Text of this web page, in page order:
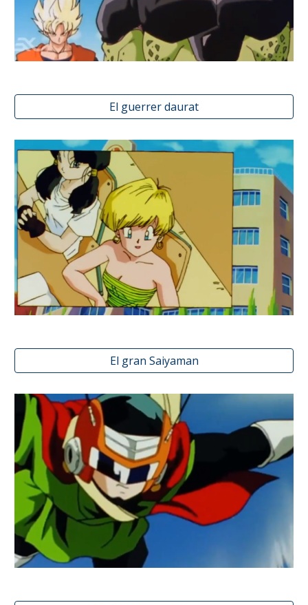
El guerrer daurat
El gran Saiyaman